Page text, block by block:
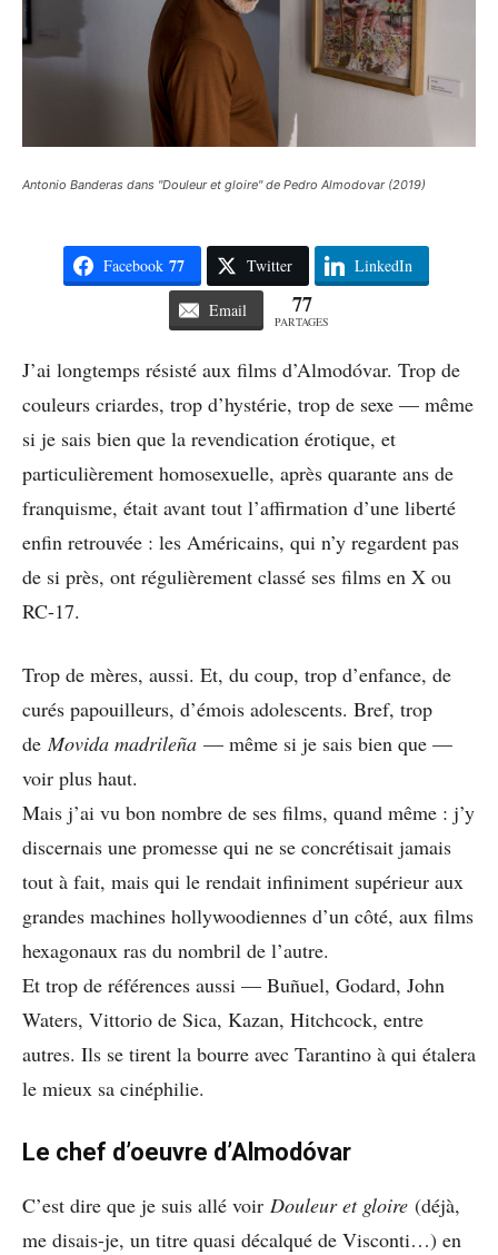
Antonio Banderas dans "Douleur et gloire" de Pedro Almodovar (2019)
Facebook 77 Twitter LinkedIn
Email 77
PARTAGES
J’ai longtemps résisté aux films d’Almodóvar. Trop de
couleurs criardes, trop d’hystérie, trop de sexe — même
si je sais bien que la revendication érotique, et
particulièrement homosexuelle, après quarante ans de
franquisme, était avant tout l’affirmation d’une liberté
enfin retrouvée : les Américains, qui n’y regardent pas
de si près, ont régulièrement classé ses films en X ou
RC-17.
Trop de mères, aussi. Et, du coup, trop d’enfance, de
curés papouilleurs, d’émois adolescents. Bref, trop
deMovida madrileña — même si je sais bien que —
voir plus haut.
Mais j’ai vu bon nombre de ses films, quand même : j’y
discernais une promesse qui ne se concrétisait jamais
tout à fait, mais qui le rendait infiniment supérieur aux
grandes machines hollywoodiennes d’un côté, aux films
hexagonaux ras du nombril de l’autre.
Et trop de références aussi — Buñuel, Godard, John
Waters, Vittorio de Sica, Kazan, Hitchcock, entre
autres. Ils se tirent la bourre avec Tarantino à qui étalera
le mieux sa cinéphilie.
Le chef d’oeuvre d’Almodóvar
C’est dire que je suis allé voir Douleur et gloire (déjà,
me disais-je, un titre quasi décalqué de Visconti…) en